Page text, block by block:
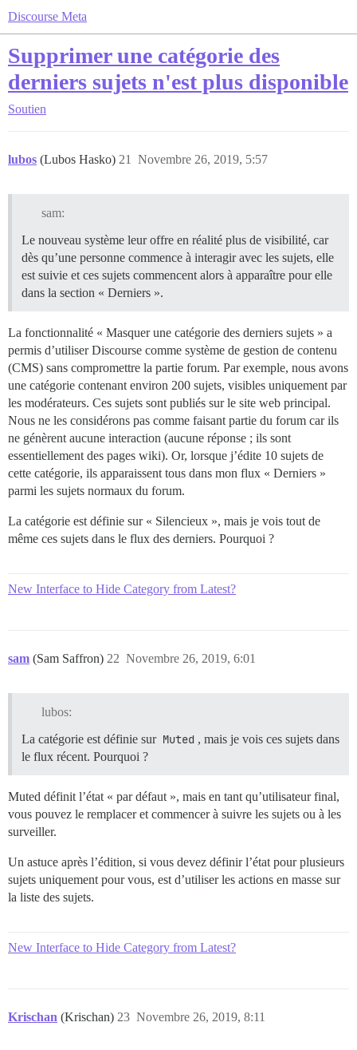
Discourse Meta
Supprimer une catégorie des
derniers sujets n'est plus disponible
Soutien
lubos (Lubos Hasko) Novembre 26, 2019, 5:57
21
sam:
Le nouveau système leur offre en réalité plus de visibilité, car
dès qu’une personne commence à interagir avec les sujets, elle
est suivie et ces sujets commencent alors à apparaître pour elle
dans la section « Derniers ».
La fonctionnalité « Masquer une catégorie des derniers sujets » a
permis d’utiliser Discourse comme système de gestion de contenu
(CMS) sans compromettre la partie forum. Par exemple, nous avons
une catégorie contenant environ 200 sujets, visibles uniquement par
les modérateurs. Ces sujets sont publiés sur le site web principal.
Nous ne les considérons pas comme faisant partie du forum car ils
ne génèrent aucune interaction (aucune réponse ; ils sont
essentiellement des pages wiki). Or, lorsque j’édite 10 sujets de
cette catégorie, ils apparaissent tous dans mon flux « Derniers »
parmi les sujets normaux du forum.
La catégorie est définie sur « Silencieux », mais je vois tout de
même ces sujets dans le flux des derniers. Pourquoi ?
New Interface to Hide Category from Latest?
sam (Sam Saffron) Novembre 26, 2019, 6:01
22
lubos:
La catégorie est définie sur Muted , mais je vois ces sujets dans
le flux récent. Pourquoi ?
Muted définit l’état « par défaut », mais en tant qu’utilisateur final,
vous pouvez le remplacer et commencer à suivre les sujets ou à les
surveiller.
Un astuce après l’édition, si vous devez définir l’état pour plusieurs
sujets uniquement pour vous, est d’utiliser les actions en masse sur
la liste des sujets.
New Interface to Hide Category from Latest?
Krischan (Krischan) Novembre 26, 2019, 8:11
23